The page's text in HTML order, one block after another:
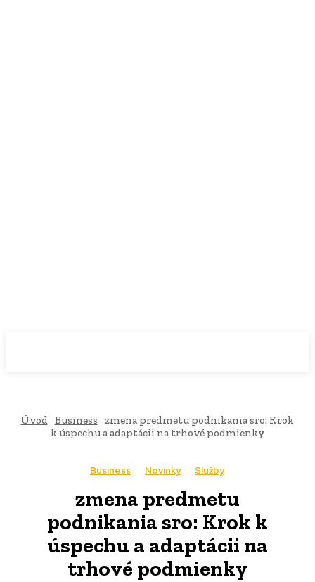
Úvod Business
zmena predmetu podnikania sro: Krok
k úspechu a adaptácii na trhové podmienky
Business Novinky Služby
zmena predmetu
podnikania sro: Krok k
úspechu a adaptácii na
trhové podmienky